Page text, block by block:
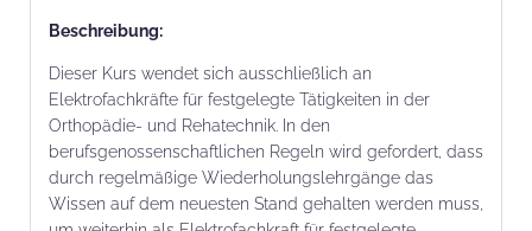
Beschrei­bung:
Dieser Kurs wendet sich ausschließlich an
Elektrofachkräfte für festgelegte Tätigkeiten in der
Orthopädie- und Rehatechnik. In den
berufsgenossenschaftlichen Regeln wird gefordert, dass
durch regelmäßige Wiederholungslehrgänge das
Wissen auf dem neuesten Stand gehalten werden muss,